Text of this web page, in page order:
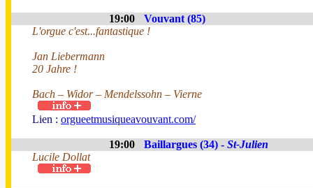
19:00
Vouvant (85)
L'orgue c'est...fantastique !
Jan Liebermann
20 Jahre !
Bach – Widor – Mendelssohn – Vierne
Lien : orgueetmusiqueavouvant.com/
19:00 Baillargues (34) - St-Julien
Lucile Dollat